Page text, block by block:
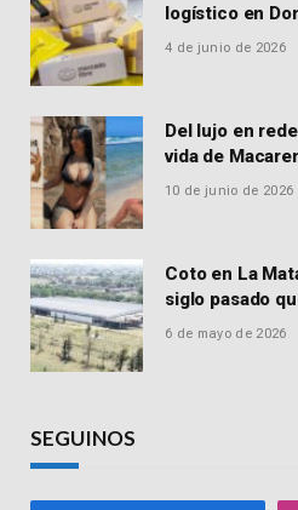
logístico en
900 empleos:
4 de junio de 2026
Del lujo en
vida de
influencer de
10 de junio de 2026
Coto en La
siglo pasado
Justicia para
6 de mayo de 2026
SEGUINOS